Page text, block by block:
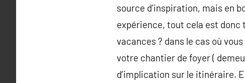
source d’inspiration, mais en
expérience, tout cela est donc
vacances ? dans le cas où
votre chantier de foyer (
d’implication sur le itinéraire.